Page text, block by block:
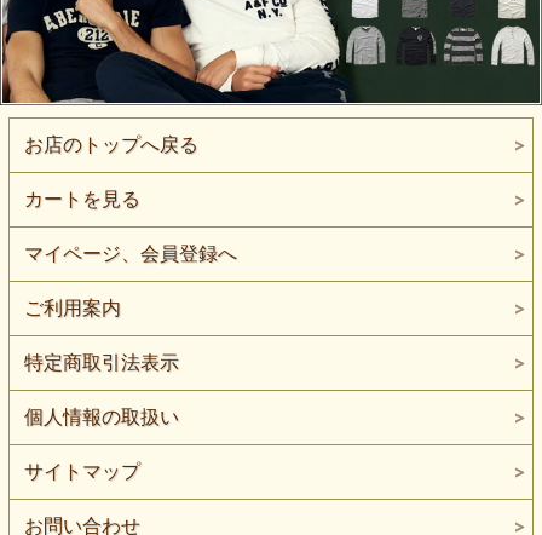
お店のトップへ戻る
カートを見る
マイページ、会員登録へ
ご利用案内
特定商取引法表示
個人情報の取扱い
サイトマップ
お問い合わせ